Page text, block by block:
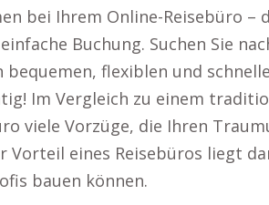
bei Ihrem Online-Reisebüro –
Buchung. Suchen Sie
flexiblen und
Im Vergleich zu einem
viele Vorzüge, die Ihren
eines Reisebüros liegt
bauen können.